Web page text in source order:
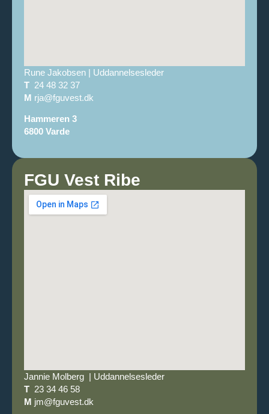
Rune Jakobsen | Uddannelsesleder
T 24 48 32 37
M rja@fguvest.dk
Hammeren 3
6800 Varde
FGU Vest Ribe
Jannie Molberg | Uddannelsesleder
T 23 34 46 58
M jm@fguvest.dk